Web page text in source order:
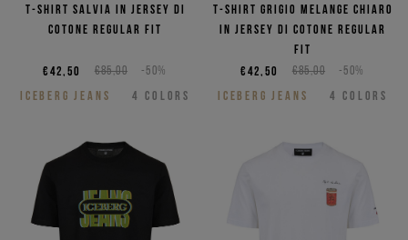
T-shirt salvia in jersey di
cotone regular fit
€85,00 -50%
€42,50
ICEBERG JEANS
4 COLORS
T-shirt grigio melange chiaro
in jersey di cotone regular
fit
€85,00 -50%
€42,50
ICEBERG JEANS
4 COLORS